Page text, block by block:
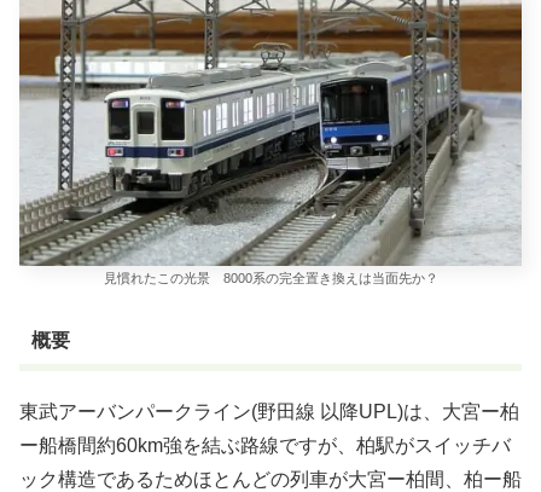
見慣れたこの光景 8000系の完全置き換えは当面先か？
概要
東武アーバンパークライン(野田線 以降UPL)は、大宮ー柏
ー船橋間約60km強を結ぶ路線ですが、柏駅がスイッチバ
ック構造であるためほとんどの列車が大宮ー柏間、柏ー船